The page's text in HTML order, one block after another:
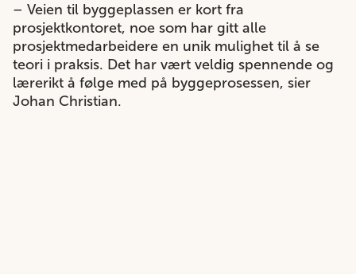
– Veien til byggeplassen er kort fra
prosjektkontoret, noe som har gitt alle
prosjektmedarbeidere en unik mulighet til å se
teori i praksis. Det har vært veldig spennende og
lærerikt å følge med på byggeprosessen, sier
Johan Christian.